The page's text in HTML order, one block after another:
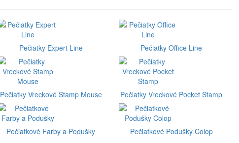
Pečiatky Expert Line Pečiatky Office Line
Pečiatky Vreckové Stamp Mouse
Pečiatky Vreckové Pocket Stamp
Pečiatkové Farby a Podušky
Pečiatkové Podušky Colop